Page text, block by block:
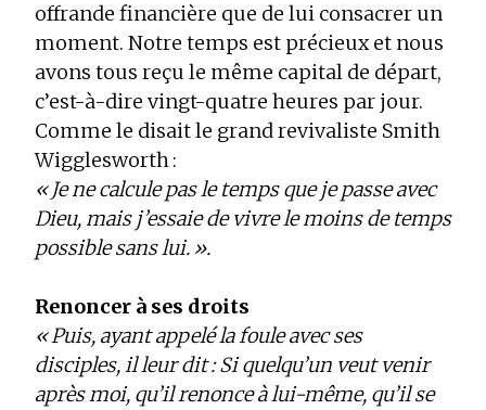
offrande financière que de lui consacrer un
moment. Notre temps est précieux et nous
avons tous reçu le même capital de départ,
c’est-à-dire vingt-quatre heures par jour.
Comme le disait le grand revivaliste Smith
Wigglesworth :
« Je ne calcule pas le temps que je passe avec
Dieu, mais j’essaie de vivre le moins de temps
possible sans lui. ».
Renoncer à ses droits
« Puis, ayant appelé la foule avec ses
disciples, il leur dit : Si quelqu’un veut venir
après moi, qu’il renonce à lui-même, qu’il se